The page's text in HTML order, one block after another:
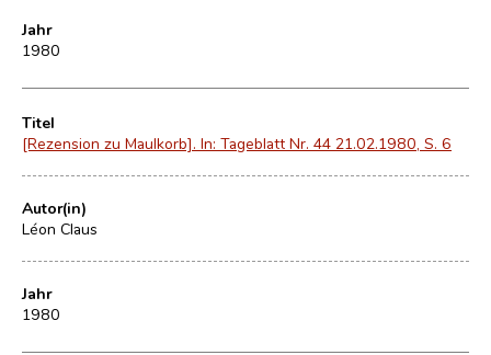
Jahr
1980
Titel
[Rezension zu Maulkorb]. In: Tageblatt Nr. 44 21.02.1980, S. 6
Autor(in)
Léon Claus
Jahr
1980